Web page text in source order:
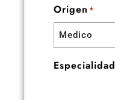
Origen *
Especialidad